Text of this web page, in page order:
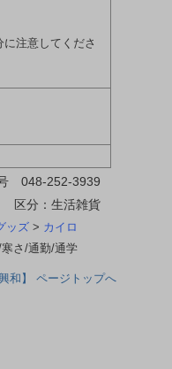
注意してくださ
048-252-3939
区分：生活雑貨
ッズ> カイロ
さ/通勤/通学
和】 ページトップへ